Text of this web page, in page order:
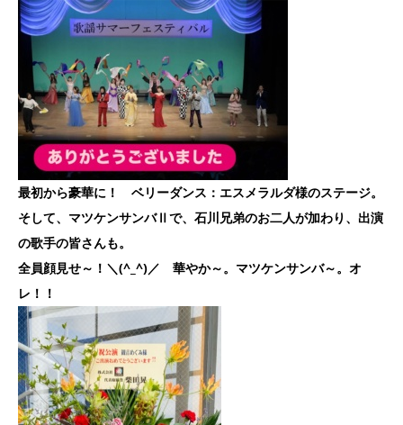
最初から豪華に！ ベリーダンス：エスメラルダ様のステージ。
そして、マツケンサンバⅡで、石川兄弟のお二人が加わり、出演
の歌手の皆さんも。
全員顔見せ～！＼(^_^)／ 華やか～。マツケンサンバ～。オ
レ！！